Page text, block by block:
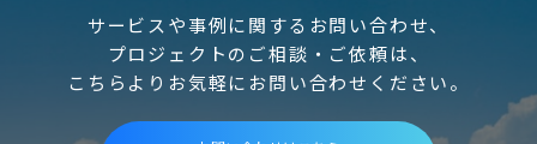
サービスや事例に関するお問い合わせ、
プロジェクトのご相談・ご依頼は、
こちらよりお気軽にお問い合わせください。